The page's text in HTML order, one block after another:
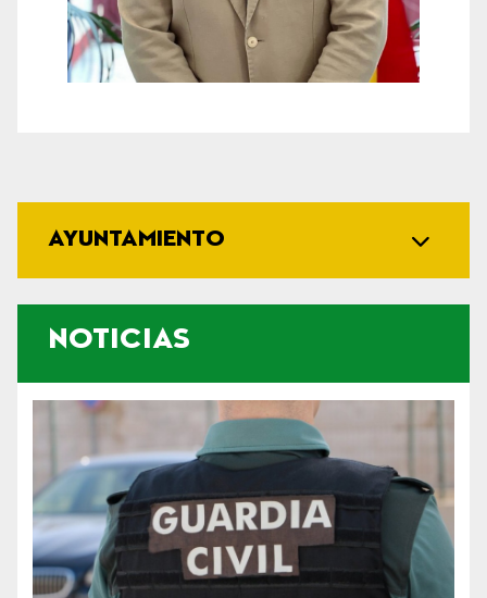
AYUNTAMIENTO
NOTICIAS